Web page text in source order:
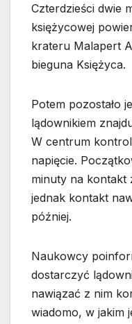
Czterdzieści dwie
księżycowej
krateru Malapert
bieguna Księżyca.
Potem pozostało
lądownikiem
W centrum
napięcie.
minuty na kontakt
jednak kontakt
później.
Naukowcy
dostarczyć
nawiązać z nim
wiadomo, w jakim